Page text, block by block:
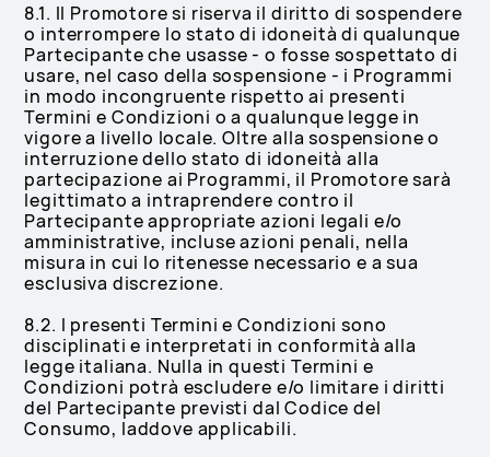
8.1. Il Promotore si riserva il diritto di sospendere
o interrompere lo stato di idoneità di qualunque
Partecipante che usasse - o fosse sospettato di
usare, nel caso della sospensione - i Programmi
in modo incongruente rispetto ai presenti
Termini e Condizioni o a qualunque legge in
vigore a livello locale. Oltre alla sospensione o
interruzione dello stato di idoneità alla
partecipazione ai Programmi, il Promotore sarà
legittimato a intraprendere contro il
Partecipante appropriate azioni legali e/o
amministrative, incluse azioni penali, nella
misura in cui lo ritenesse necessario e a sua
esclusiva discrezione.
8.2. I presenti Termini e Condizioni sono
disciplinati e interpretati in conformità alla
legge italiana. Nulla in questi Termini e
Condizioni potrà escludere e/o limitare i diritti
del Partecipante previsti dal Codice del
Consumo, laddove applicabili.